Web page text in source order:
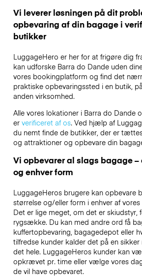
Vi leverer løsningen på dit
opbevaring af din bagage i
butikker
LuggageHero er her for at frigøre dig
kan udforske Barra do Dande uden
vores bookingplatform og find det
praktiske opbevaringssted i en butik,
anden virksomhed.
Alle vores lokationer i Barra do Dande
er verificeret af os. Ved hjælp af
du nemt finde de butikker, der er
og attraktioner og opbevare din
Vi opbevarer al slags bagage –
og enhver form
LuggageHeros brugere kan opbevare
størrelse og/eller form i enhver af
Det er lige meget, om det er skiudstyr,
rygsække. Du kan med andre ord få
kuffertopbevaring, bagagedepot eller
tilfredse kunder kalder det på en
det hele. LuggageHeros kunder kan
opkrævet pr. time eller vælge vores
de vil have opbevaret.